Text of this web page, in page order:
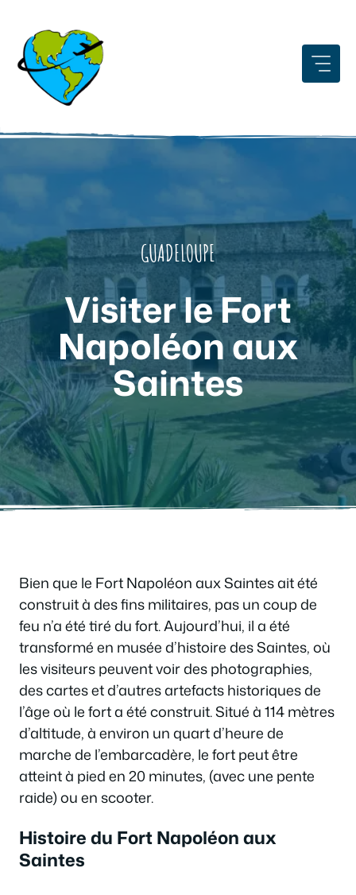
contenu
GUADELOUPE
Visiter le Fort
Napoléon aux
Saintes
Bien que le Fort Napoléon aux Saintes ait été
construit à des fins militaires, pas un coup de
feu n’a été tiré du fort. Aujourd’hui, il a été
transformé en musée d’histoire des Saintes, où
les visiteurs peuvent voir des photographies,
des cartes et d’autres artefacts historiques de
l’âge où le fort a été construit. Situé à 114 mètres
d’altitude, à environ un quart d’heure de
marche de l’embarcadère, le fort peut être
atteint à pied en 20 minutes, (avec une pente
raide) ou en scooter.
Histoire du Fort Napoléon aux
Saintes